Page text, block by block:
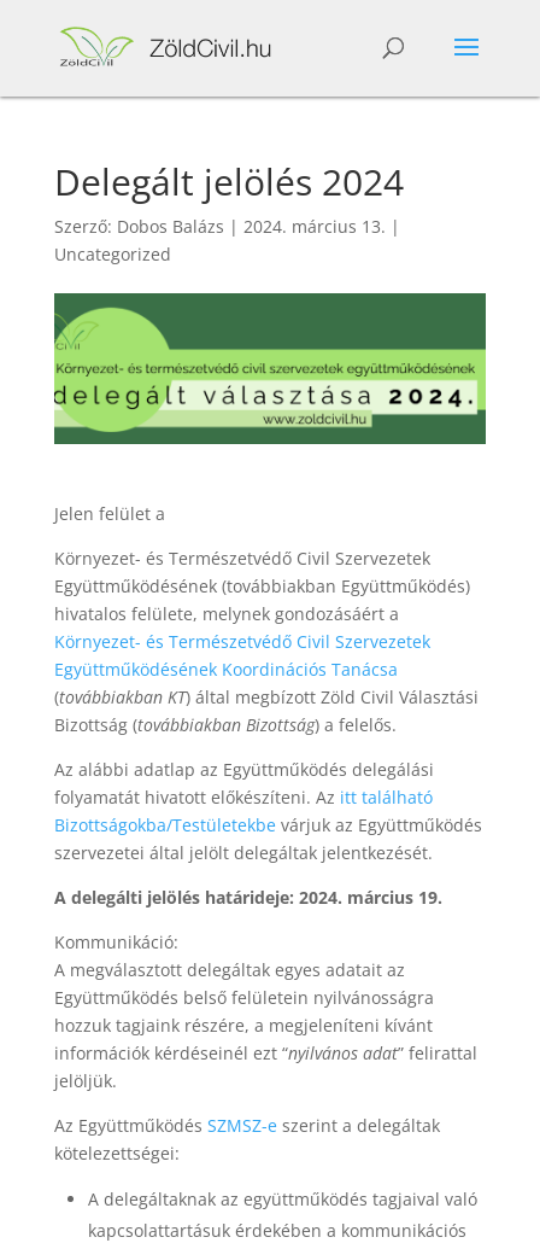
Delegált jelölés 2024
Szerző: Dobos Balázs | 2024. március 13. |
Uncategorized
Jelen felület a
Környezet- és Természetvédő Civil Szervezetek
Együttműködésének (továbbiakban Együttműködés)
hivatalos felülete, melynek gondozásáért a
Környezet- és Természetvédő Civil Szervezetek
Együttműködésének Koordinációs Tanácsa
(továbbiakban KT) által megbízott Zöld Civil Választási
Bizottság (továbbiakban Bizottság) a felelős.
Az alábbi adatlap az Együttműködés delegálási
folyamatát hivatott előkészíteni. Az itt található
Bizottságokba/Testületekbevárjuk az Együttműködés
szervezetei által jelölt delegáltak jelentkezését.
A delegálti jelölés határideje: 2024. március 19.
Kommunikáció:
A megválasztott delegáltak egyes adatait az
Együttműködés belső felületein nyilvánosságra
hozzuk tagjaink részére, a megjeleníteni kívánt
információk kérdéseinél ezt “nyilvános adat” felirattal
jelöljük.
Az Együttműködés SZMSZ-eszerint a delegáltak
kötelezettségei:
A delegáltaknak az együttműködés tagjaival való
kapcsolattartásuk érdekében a kommunikációs